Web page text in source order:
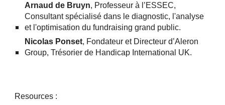
Arnaud de Bruyn, Professeur à l’ESSEC,
Consultant spécialisé dans le diagnostic, l'analyse
et l'optimisation du fundraising grand public.
Nicolas Ponset, Fondateur et Directeur d’Aleron
Group, Trésorier de Handicap International UK.
Resources :